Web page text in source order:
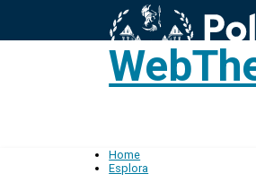
Home
Esplora